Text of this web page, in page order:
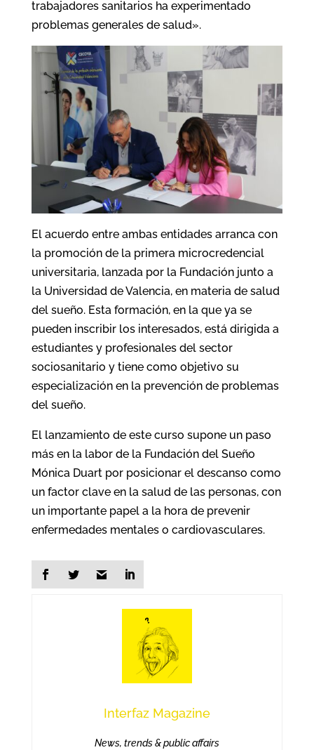
trabajadores sanitarios ha experimentado
problemas generales de salud».
El acuerdo entre ambas entidades arranca con
la promoción de la primera microcredencial
universitaria, lanzada por la Fundación junto a
la Universidad de Valencia, en materia de salud
del sueño. Esta formación, en la que ya se
pueden inscribir los interesados, está dirigida a
estudiantes y profesionales del sector
sociosanitario y tiene como objetivo su
especialización en la prevención de problemas
del sueño.
El lanzamiento de este curso supone un paso
más en la labor de la Fundación del Sueño
Mónica Duart por posicionar el descanso como
un factor clave en la salud de las personas, con
un importante papel a la hora de prevenir
enfermedades mentales o cardiovasculares.
Interfaz Magazine
News, trends & public affairs